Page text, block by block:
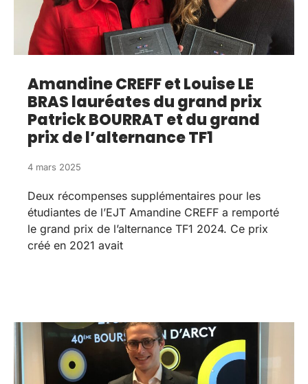
Amandine CREFF et Louise LE
BRAS lauréates du grand prix
Patrick BOURRAT et du grand
prix de l’alternance TF1
4 mars 2025
Deux récompenses supplémentaires pour les
étudiantes de l’EJT Amandine CREFF a remporté
le grand prix de l’alternance TF1 2024. Ce prix
créé en 2021 avait